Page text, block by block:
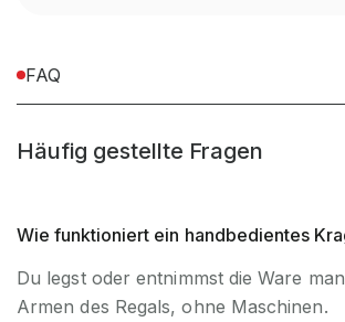
Regaltyp Kragarmregal
Abrollsicherung im
Garantiezeit
FAQ
Häufig gestellte Fragen
Wie funktioniert ein handbedientes
Du legst oder entnimmst die Ware
Armen des Regals, ohne Maschinen.